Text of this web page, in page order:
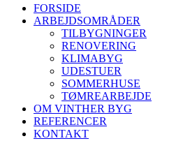
FORSIDE
ARBEJDSOMRÅDER
TILBYGNINGER
RENOVERING
KLIMABYG
UDESTUER
SOMMERHUSE
TØMREARBEJDE
OM VINTHER BYG
REFERENCER
KONTAKT